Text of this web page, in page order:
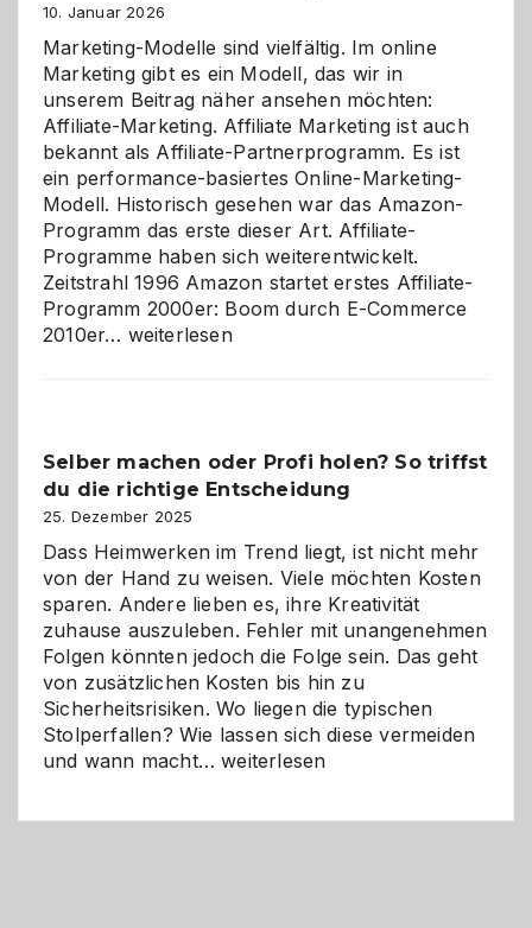
10. Januar 2026
Marketing-Modelle sind vielfältig. Im online
Marketing gibt es ein Modell, das wir in
unserem Beitrag näher ansehen möchten:
Affiliate-Marketing. Affiliate Marketing ist auch
bekannt als Affiliate-Partnerprogramm. Es ist
ein performance-basiertes Online-Marketing-
Modell. Historisch gesehen war das Amazon-
Programm das erste dieser Art. Affiliate-
Programme haben sich weiterentwickelt.
Zeitstrahl 1996 Amazon startet erstes Affiliate-
Programm 2000er: Boom durch E-Commerce
2010er… Affiliate-
Herausforderungen
und
Zukunft
weiterlesen
Selber machen oder Profi holen? So triffst
du die richtige Entscheidung
25. Dezember 2025
Dass Heimwerken im Trend liegt, ist nicht mehr
von der Hand zu weisen. Viele möchten Kosten
sparen. Andere lieben es, ihre Kreativität
zuhause auszuleben. Fehler mit unangenehmen
Folgen könnten jedoch die Folge sein. Das geht
von zusätzlichen Kosten bis hin zu
Sicherheitsrisiken. Wo liegen die typischen
Stolperfallen? Wie lassen sich diese vermeiden
und wann macht…Selber
weiterlesen